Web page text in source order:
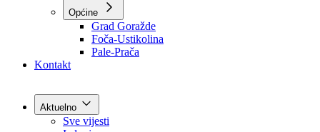
Obrazovanje
Sport
Općine
Kontakt